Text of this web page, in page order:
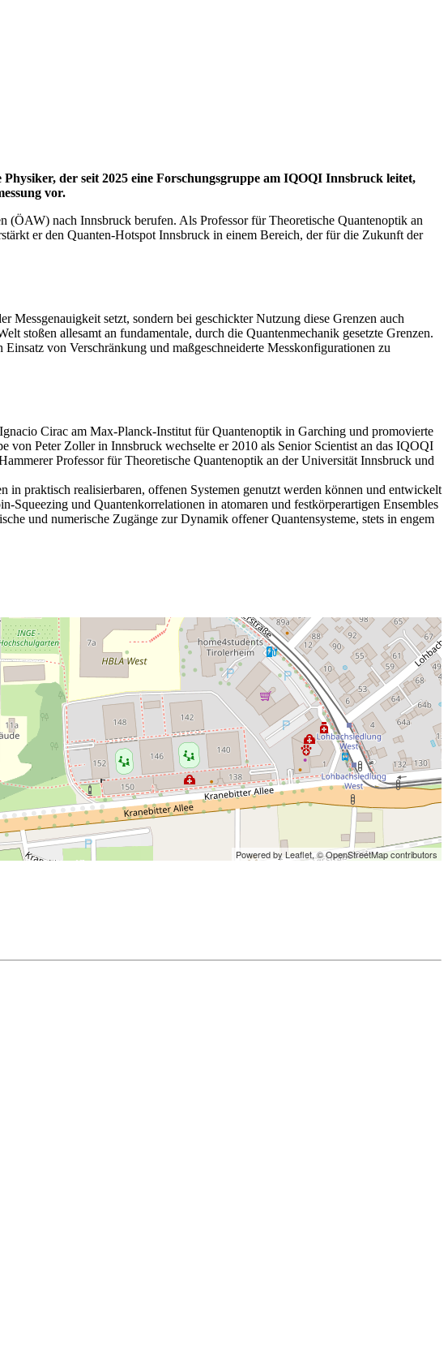
der seit 2025 eine Forschungsgruppe am IQOQI Innsbruck leitet,
vor.
(ÖAW) nach Innsbruck berufen. Als Professor für Theoretische Quantenoptik an
er den Quanten-Hotspot Innsbruck in einem Bereich, der für die Zukunft der
setzt, sondern bei geschickter Nutzung diese Grenzen auch
stoßen allesamt an fundamentale, durch die Quantenmechanik gesetzte Grenzen.
von Verschränkung und maßgeschneiderte Messkonfigurationen zu
Cirac am Max-Planck-Institut für Quantenoptik in Garching und promovierte
von Peter Zoller in Innsbruck wechselte er 2010 als Senior Scientist an das IQOQI
Professor für Theoretische Quantenoptik an der Universität Innsbruck und
in praktisch realisierbaren, offenen Systemen genutzt werden können und entwickelt
und Quantenkorrelationen in atomaren und festkörperartigen Ensembles
und numerische Zugänge zur Dynamik offener Quantensysteme, stets in engem
Powered by Leaflet, © OpenStreetMap contributors